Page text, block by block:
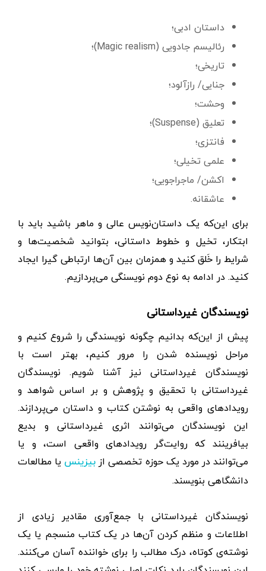
داستان ادبی؛
رئالیسم جادویی (Magic realism)؛
تاریخی؛
جنایی/ رازآلود؛
وحشت؛
تعلیق (Suspense)؛
فانتزی؛
علمی تخیلی؛
اکشن/ ماجراجویی؛
عاشقانه.
برای این‌که یک داستان‌نویس عالی و ماهر باشید باید با
ابتکار، تخیل و خطوط داستانی، بتوانید شخصیت‌ها و
شرایط را خَلق کنید و همزمان بین آن‌ها ارتباطی گیرا ایجاد
کنید. در ادامه به نوع دوم نویسنگی می‌پردازیم.
نویسندگان غیرداستانی
پیش از این‌که بدانیم چگونه نویسندگی را شروع کنیم و
مراحل نویسنده شدن را مرور کنیم، بهتر است با
نویسندگان غیر‌داستانی نیز آشنا شویم. نویسندگان
غیرداستانی با تحقیق و پژوهش و بر اساس شواهد و
رویدادهای واقعی به نوشتن کتاب و داستان می‌پردازند.
این نویسندگان می‌توانند اثری غیرداستانی و بدیع
بیافرینند که روایت‌گر رویدادهای واقعی است، و یا
می‌توانند در مورد یک حوزه تخصصی از بیزینس یا مطالعات
دانشگاهی بنویسند.
نویسندگان غیرداستانی با جمع‌آوری مقادیر زیادی از
اطلاعات و منظم کردن آن‌ها در یک کتاب منسجم یا یک
نوشته‌ی کوتاه، درک مطالب را برای خواننده آسان می‌کنند.